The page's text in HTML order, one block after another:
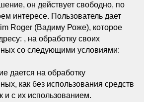
он действует свободно, по
интересе. Пользователь дает
Roger (Вадиму Роже), которое
, на обработку своих
со следующими условиями:
дается на обработку
как без использования средств
и с их использованием.